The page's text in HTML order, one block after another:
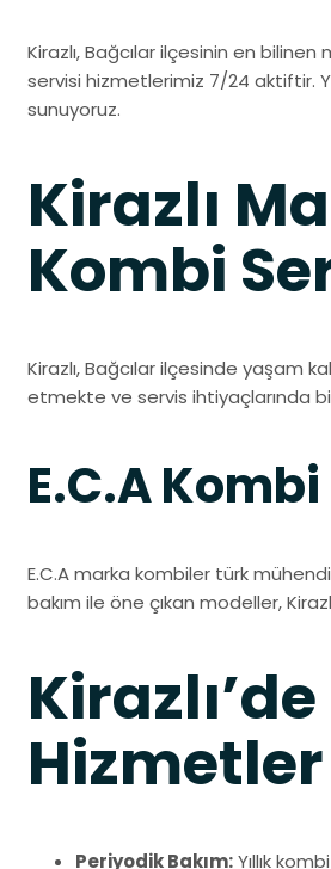
Kirazlı, Bağcılar ilçesinin en
servisi hizmetlerimiz 7/24 aktiftir.
sunuyoruz.
Kirazlı
Kombi
Kirazlı, Bağcılar ilçesinde yaşam
etmekte ve servis ihtiyaçlarında
E.C.A
E.C.A marka kombiler türk
bakım ile öne çıkan modeller,
Hizmetler
Periyodik Bakım:Yıllık